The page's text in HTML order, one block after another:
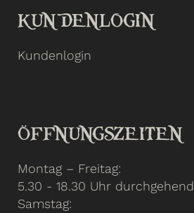
KUNDENLOGIN
Kundenlogin
ÖFFNUNGSZEITEN
Montag – Freitag:
5.30 - 18.30 Uhr durchgehend
Samstag: